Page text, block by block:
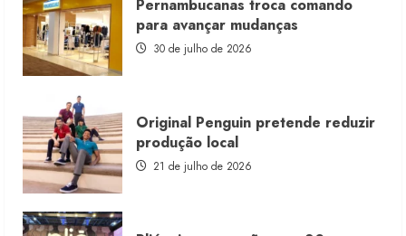
lança
franquia
com
estoque
consignado
Pernambucanas troca comando
para avançar mudanças
30 de julho de 2026
Original Penguin pretende reduzir
produção local
21 de julho de 2026